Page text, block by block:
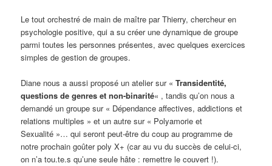
Le tout orchestré de main de maître par Thierry, chercheur en
psychologie positive, qui a su créer une dynamique de groupe
parmi toutes les personnes présentes, avec quelques exercices
simples de gestion de groupes.
Diane nous a aussi proposé un atelier sur «Transidentité,
questions de genres et non-binarité« , tandis qu’on nous a
demandé un groupe sur « Dépendance affectives, addictions et
relations multiples » et un autre sur « Polyamorie et
Sexualité »… qui seront peut-être du coup au programme de
notre prochain goûter poly X+ (car au vu du succès de celui-ci,
on n’a tou.te.s qu’une seule hâte : remettre le couvert !).